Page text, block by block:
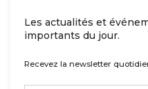
Les actualités et
importants du jour.
Recevez la newsletter